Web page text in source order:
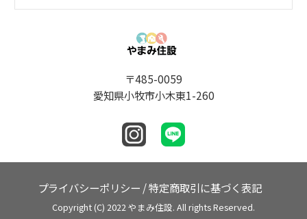
〒485-0059
愛知県小牧市小木東1-260
プライバシーポリシー /特定商取引に基づく表記
Copyright (C) 2022 やまみ住設. All rights Reserved.